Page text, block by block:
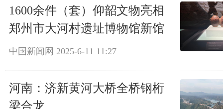
1600余件（套）仰韶文物亮相
郑州市大河村遗址博物馆新馆
中国新闻网 2025-6-11 11:27
河南：济新黄河大桥全桥钢桁
梁合龙